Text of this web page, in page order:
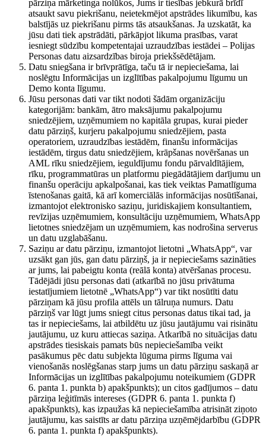
pārziņa mārketinga nolūkos, Jums ir tiesības jebkurā brīdī
atsaukt savu piekrišanu, neietekmējot apstrādes likumību, kas
balstījās uz piekrišanu pirms tās atsaukšanas. Ja uzskatāt, ka
jūsu dati tiek apstrādāti, pārkāpjot likuma prasības, varat
iesniegt sūdzību kompetentajai uzraudzības iestādei – Polijas
Personas datu aizsardzības biroja priekšsēdētājam.
Datu sniegšana ir brīvprātīga, taču tā ir nepieciešama, lai
noslēgtu Informācijas un izglītības pakalpojumu līgumu un
Demo konta līgumu.
Jūsu personas dati var tikt nodoti šādām organizāciju
kategorijām: bankām, ātro maksājumu pakalpojumu
sniedzējiem, uzņēmumiem no kapitāla grupas, kurai pieder
datu pārziņš, kurjeru pakalpojumu sniedzējiem, pasta
operatoriem, uzraudzības iestādēm, finanšu informācijas
iestādēm, tirgus datu sniedzējiem, krāpšanas novēršanas un
AML rīku sniedzējiem, ieguldījumu fondu pārvaldītājiem,
rīku, programmatūras un platformu piegādātājiem darījumu un
finanšu operāciju apkalpošanai, kas tiek veiktas Pamatlīguma
īstenošanas gaitā, kā arī komerciālās informācijas nosūtīšanai,
izmantojot elektronisko saziņu, juridiskajiem konsultantiem,
revīzijas uzņēmumiem, konsultāciju uzņēmumiem, WhatsApp
lietotnes sniedzējam un uzņēmumiem, kas nodrošina serverus
un datu uzglabāšanu.
Saziņu ar datu pārziņu, izmantojot lietotni „WhatsApp“, var
uzsākt gan jūs, gan datu pārziņš, ja ir nepieciešams sazināties
ar jums, lai pabeigtu konta (reālā konta) atvēršanas procesu.
Tādējādi jūsu personas dati (atkarībā no jūsu privātuma
iestatījumiem lietotnē „WhatsApp“) var tikt nosūtīti datu
pārziņam kā jūsu profila attēls un tālruņa numurs. Datu
pārziņš var lūgt jums sniegt citus personas datus tikai tad, ja
tas ir nepieciešams, lai atbildētu uz jūsu jautājumu vai risinātu
jautājumu, uz kuru attiecas saziņa. Atkarībā no situācijas datu
apstrādes tiesiskais pamats būs nepieciešamība veikt
pasākumus pēc datu subjekta lūguma pirms līguma vai
vienošanās noslēgšanas starp jums un datu pārziņu saskaņā ar
Informācijas un izglītības pakalpojumu noteikumiem (GDPR
6. panta 1. punkta b) apakšpunkts); un citos gadījumos – datu
pārziņa leģitīmās intereses (GDPR 6. panta 1. punkta f)
apakšpunkts), kas izpaužas kā nepieciešamība atrisināt ziņoto
jautājumu, kas saistīts ar datu pārziņa uzņēmējdarbību (GDPR
6. panta 1. punkta f) apakšpunkts).